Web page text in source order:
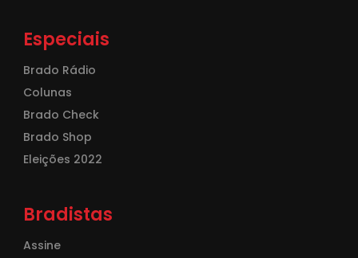
Especiais
Brado Rádio
Colunas
Brado Check
Brado Shop
Eleições 2022
Bradistas
Assine